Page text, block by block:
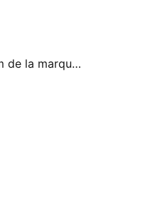
Profilé aluminium de la marque Renau